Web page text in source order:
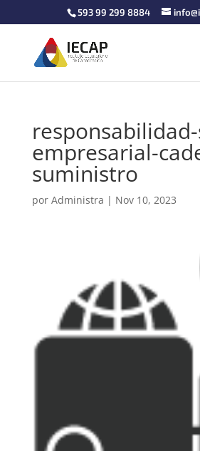
593 99 299 8884
empresarial-
suministro
por Administra | Nov 10, 2023